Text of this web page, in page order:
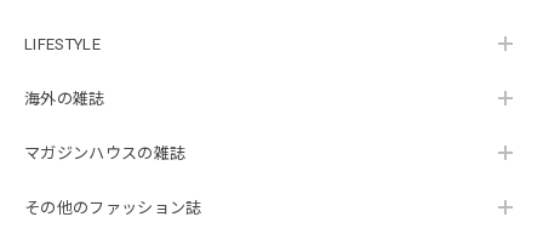
LIFESTYLE
海外の雑誌
マガジンハウスの雑誌
その他のファッション誌